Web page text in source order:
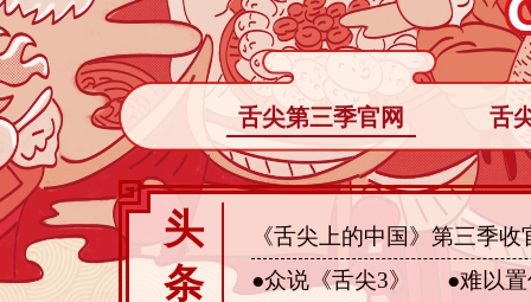
舌尖第三季官网 舌
头
条
《舌尖上的中国》第三季
●众说《舌尖3》
●难以